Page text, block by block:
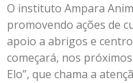
O instituto Ampara
promovendo ações de
apoio a abrigos e
começará, nos
Elo”, que chama a